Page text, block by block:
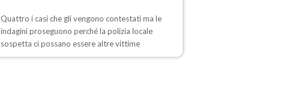
Quattro i casi che gli vengono contestati ma le
indagini proseguono perché la polizia locale
sospetta ci possano essere altre vittime